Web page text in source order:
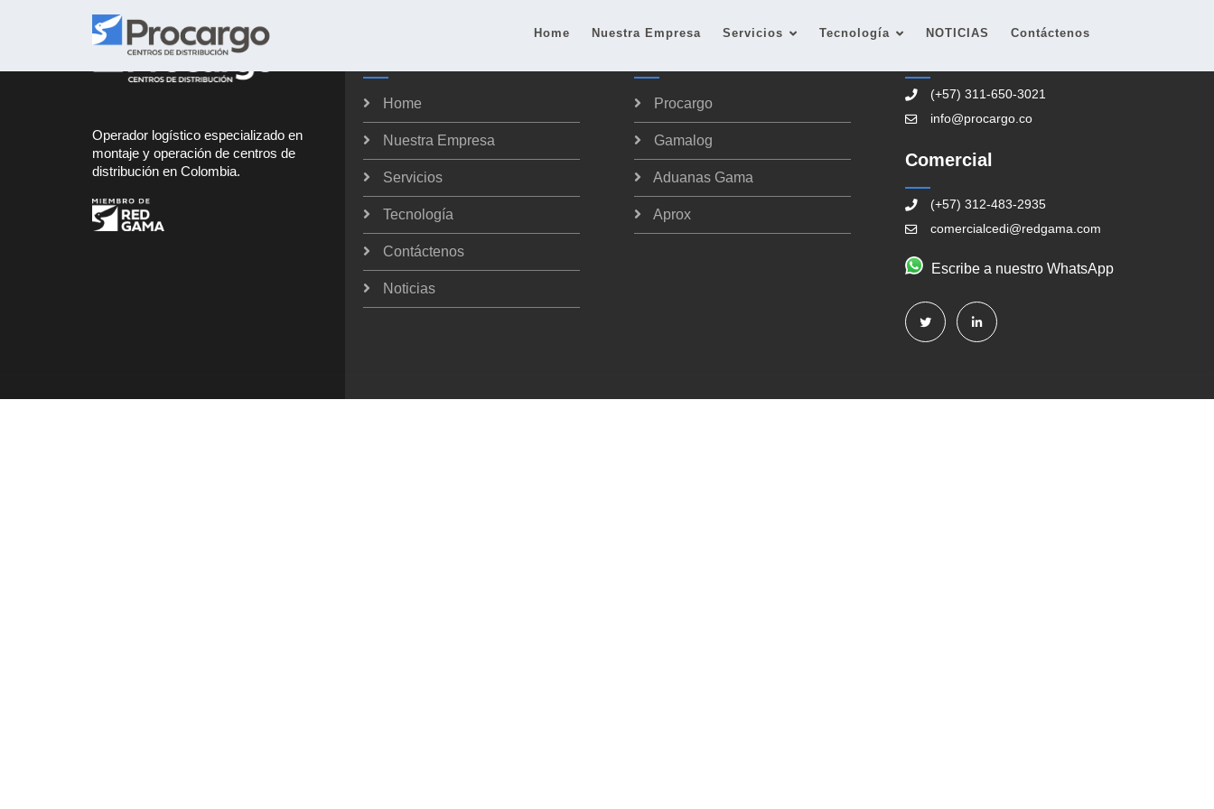
Home Nuestra Empresa Servicios Tecnología NOTICIAS Contáctenos
Operador logístico especializado en
montaje y operación de centros de
distribución en Colombia.
Home
Nuestra Empresa
Servicios
Tecnología
Contáctenos
Noticias
Procargo
Gamalog
Aduanas Gama
Aprox
(+57) 311-650-3021
info@procargo.co
Comercial
(+57) 312-483-2935
comercialcedi@redgama.com
Escribe a nuestro WhatsApp